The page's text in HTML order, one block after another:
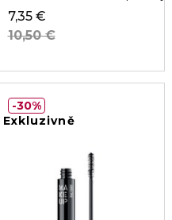
7,35 €
10,50 €
Exkluzivně
30%